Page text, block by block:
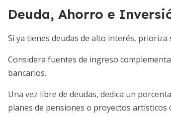
Deuda, Ahorro e
Si ya tienes deudas de alto interés,
Considera fuentes de ingreso
bancarios.
Una vez libre de deudas, dedica un
planes de pensiones o proyectos